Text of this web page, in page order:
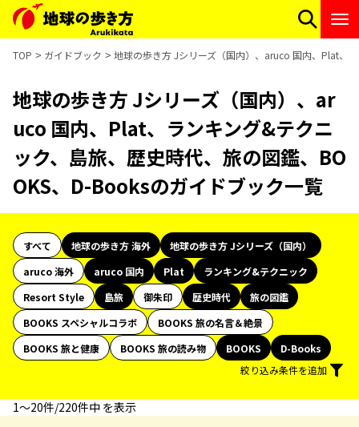
TOP ガイドブック 地球の歩き方 Jシリーズ（国内）、aruco 国内、Plat、
地球の歩き方 Jシリーズ（国内）、ar
uco 国内、Plat、ランキング&テクニ
ック、島旅、歴史時代、旅の図鑑、BO
OKS、D-Booksのガイドブック一覧
すべて 地球の歩き方 海外
地球の歩き方 Jシリーズ（国内）
aruco 海外
aruco 国内 Plat
ランキング&テクニック
Resort Style
島旅 御朱印 歴史時代
旅の図鑑
BOOKS スペシャルコラボ
BOOKS 旅の名言＆絶景
BOOKS 旅と健康
BOOKS 旅の読み物 BOOKS
D-Books
絞り込み条件を追加
1〜20件/220件中 を表示